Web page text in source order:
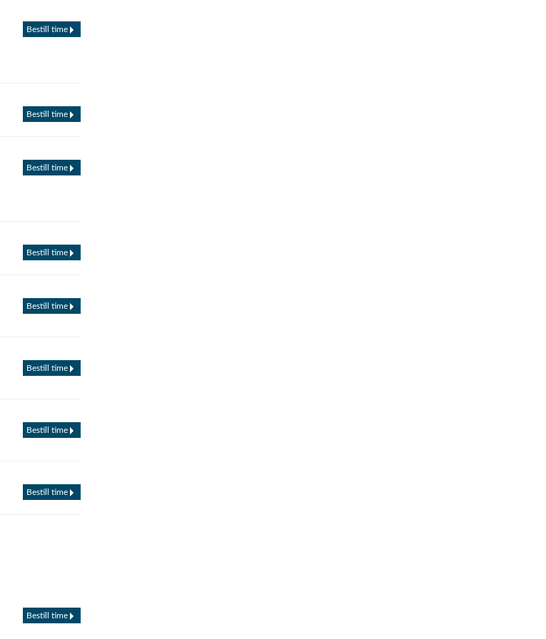
Bestill time
Bestill time
Bestill time
Bestill time
Bestill time
Bestill time
Bestill time
Bestill time
Bestill time